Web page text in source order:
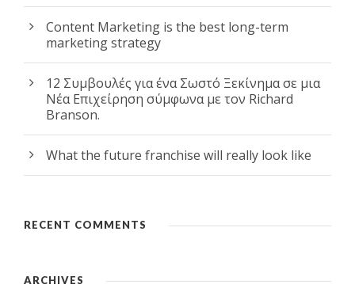
Content Marketing is the best long-term
marketing strategy
12 Συμβουλές για ένα Σωστό Ξεκίνημα σε μια
Νέα Επιχείρηση σύμφωνα με τον Richard
Branson.
What the future franchise will really look like
RECENT COMMENTS
ARCHIVES